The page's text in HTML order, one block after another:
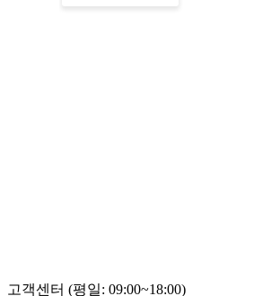
고객센터 (평일: 09:00~18:00)